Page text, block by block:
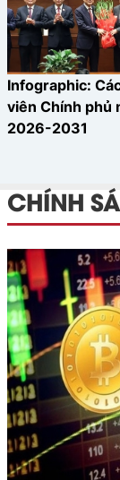
Infographic:
viên Chính phủ
2026-2031
CHÍNH